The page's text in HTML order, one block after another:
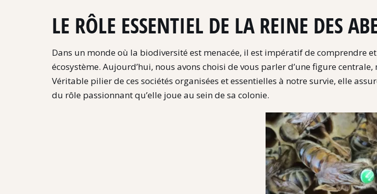
LE RÔLE ESSENTIEL DE LA REINE DES
Dans un monde où la biodiversité est menacée, il est impératif de comprendre
écosystème. Aujourd’hui, nous avons choisi de vous parler d’une figure
Véritable pilier de ces sociétés organisées et essentielles à notre survie, elle
du rôle passionnant qu’elle joue au sein de sa colonie.